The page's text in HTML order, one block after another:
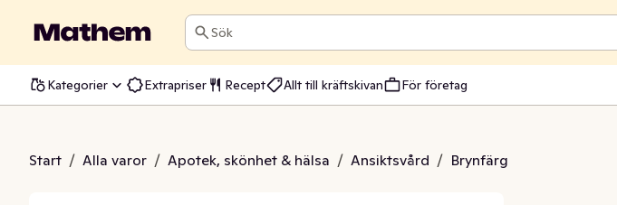
Sök
Kategorier Extrapriser Recept Allt till kräftskivan För företag
Start / Alla varor / Apotek, skönhet & hälsa / Ansiktsvård / Brynfärg
Dark Brown